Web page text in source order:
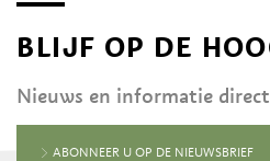
BLIJF OP DE
Nieuws en informatie
ABONNEER U OP DE NIEUWSBRIEF